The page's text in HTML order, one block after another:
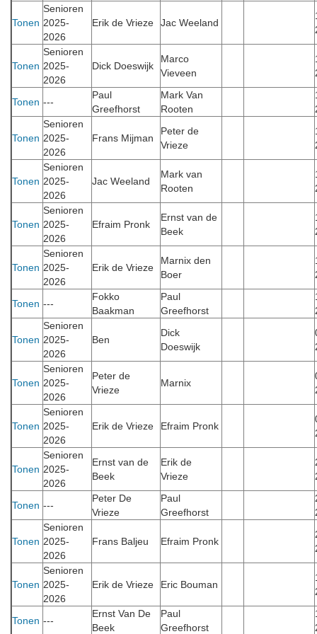
Tonen
Senioren
2025-
2026
Erik de Vrieze Jac Weeland
Tonen
Senioren
2025-
2026
Dick Doeswijk
Marco
Vieveen
Tonen ---
Paul
Greefhorst
Mark Van
Rooten
Tonen
Senioren
2025-
2026
Frans Mijman
Peter de
Vrieze
Tonen
Senioren
2025-
2026
Jac Weeland
Mark van
Rooten
Tonen
Senioren
2025-
2026
Efraim Pronk
Ernst van de
Beek
Tonen
Senioren
2025-
2026
Erik de Vrieze
Marnix den
Boer
Tonen ---
Fokko
Baakman
Paul
Greefhorst
Tonen
Senioren
2025-
2026
Ben
Dick
Doeswijk
Tonen
Senioren
2025-
2026
Peter de
Vrieze
Marnix
Tonen
Senioren
2025-
2026
Erik de Vrieze Efraim Pronk
Tonen
Senioren
2025-
2026
Ernst van de
Beek
Erik de
Vrieze
Tonen ---
Peter De
Vrieze
Paul
Greefhorst
Tonen
Senioren
2025-
2026
Frans Baljeu Efraim Pronk
Tonen
Senioren
2025-
2026
Erik de Vrieze Eric Bouman
Tonen ---
Ernst Van De
Beek
Paul
Greefhorst